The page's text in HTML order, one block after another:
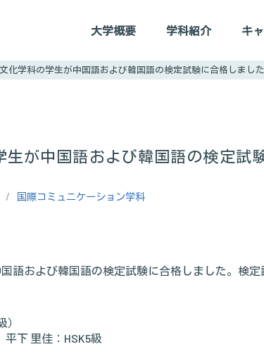
大学概要 学科紹介 キ
サイトマップ
化学科の学生が中国語および韓国語の検定試験に合格しました
生が中国語および韓国語の検定試
国際コミュニケーション学科
語および韓国語の検定試験に合格しました。検
下 里佳：HSK5級